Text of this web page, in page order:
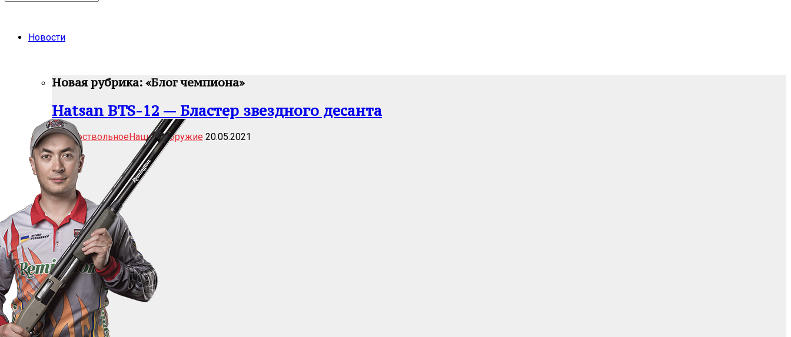
Новости
Новая рубрика: «Блог чемпиона»
Hatsan BTS-12 — Бластер звездного десанта
Гладкоствольное Наш тестОружие 20.05.2021